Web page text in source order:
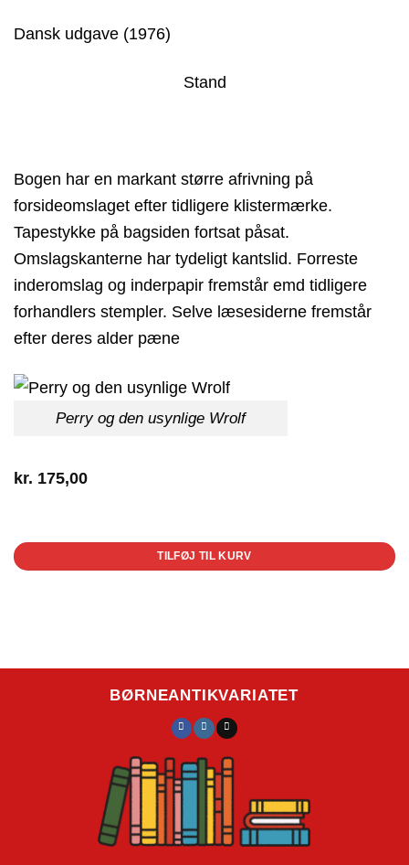
Dansk udgave (1976)
Stand
Bogen har en markant større afrivning på
forsideomslaget efter tidligere klistermærke.
Tapestykke på bagsiden fortsat påsat.
Omslagskanterne har tydeligt kantslid. Forreste
inderomslag og inderpapir fremstår emd tidligere
forhandlers stempler. Selve læsesiderne fremstår
efter deres alder pæne
Perry og den usynlige Wrolf
kr. 175,00
TILFØJ TIL KURV
BØRNEANTIKVARIATET